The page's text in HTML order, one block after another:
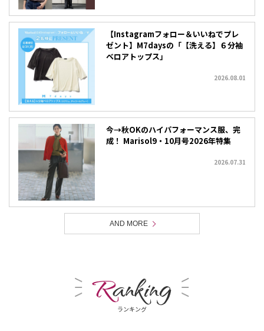
【Instagramフォロー＆いいねでプレ
ゼント】M7daysの「【洗える】６分袖
ベロアトップス」
2026.08.01
今→秋OKのハイパフォーマンス服、完
成！ Marisol9・10月号2026年特集
2026.07.31
AND MORE
Ranking
ランキング